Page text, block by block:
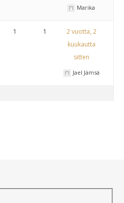
Marika
1 1
2 vuotta, 2
kuukautta
sitten
Jael Jämsä